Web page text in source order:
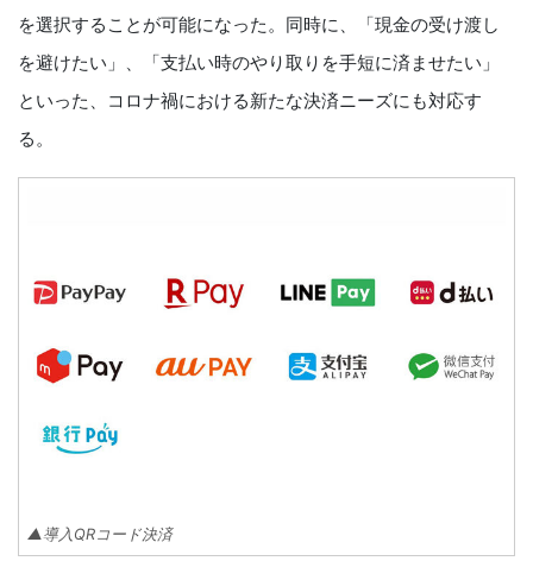
を選択することが可能になった。同時に、「現金の受け渡し
を避けたい」、「支払い時のやり取りを手短に済ませたい」
といった、コロナ禍における新たな決済ニーズにも対応す
る。
▲導入QRコード決済